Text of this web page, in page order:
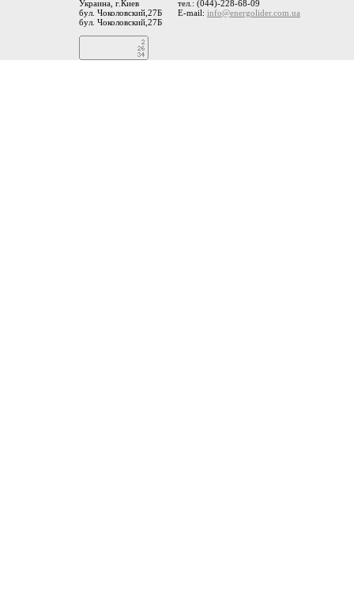
Украина, г.Киев
бул. Чоколовский,27Б
бул. Чоколовский,27Б
тел.: (044)-228-68-09
E-mail: info@energolider.com.ua